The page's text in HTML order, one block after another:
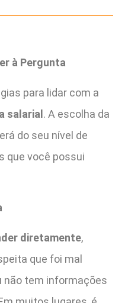
à Pergunta
para lidar com a
salarial. A escolha da
do seu nível de
que você possui
diretamente,
que foi mal
não tem informações